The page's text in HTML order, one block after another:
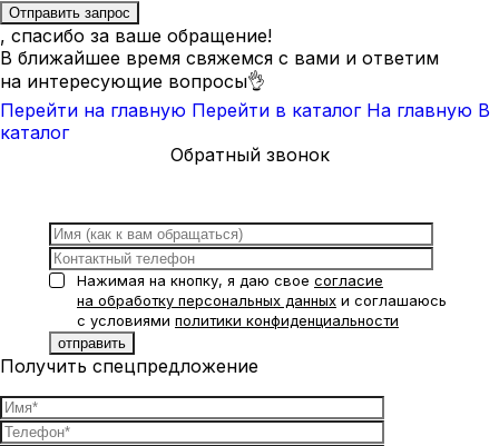
, спасибо за ваше обращение!
В ближайшее время свяжемся с вами и ответим
на интересующие вопросы👌
Перейти на главную Перейти в каталог На главную В
каталог
Обратный звонок
Нажимая на кнопку, я даю свое согласие
на обработку персональных данных и соглашаюсь
с условиями политики конфиденциальности
Получить спецпредложение